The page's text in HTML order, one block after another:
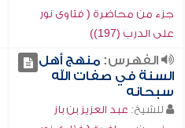
جزء من محاضرة ( فتاوى نور
على الدرب (197))
الفهرس:منهج أهل
السنة في صفات الله
سبحانه
للشيخ: عبد العزيز بن باز